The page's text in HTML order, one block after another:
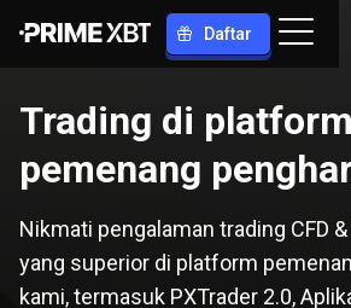
Daftar
Trading di platform
pemenang
Nikmati pengalaman trading CFD
yang superior di platform
kami, termasuk PXTrader 2.0,